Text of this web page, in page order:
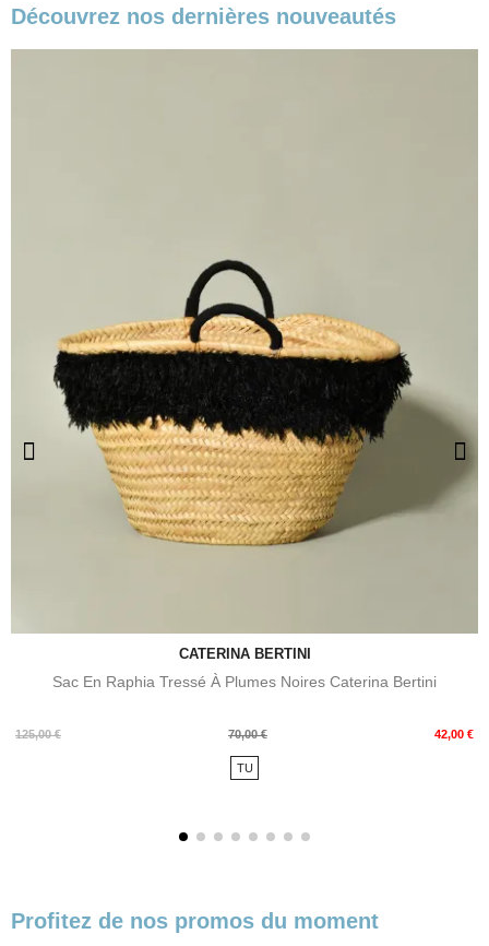
Découvrez nos dernières nouveautés
CATERINA BERTINI
Sac En Raphia Tressé À Plumes Noires Caterina Bertini
125,00 €
Prix
70,00 € 42,00 €
Prix
TU
Profitez de nos promos du moment